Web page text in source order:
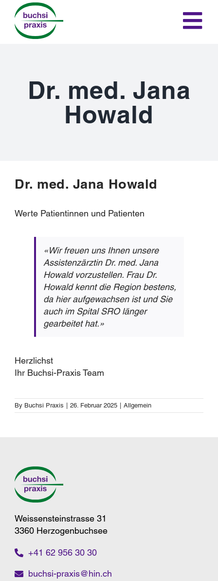
content
Dr. med. Jana
Howald
Dr. med. Jana Howald
Werte Patientinnen und Patienten
«Wir freuen uns Ihnen unsere
Assistenzärztin Dr. med. Jana
Howald vorzustellen. Frau Dr.
Howald kennt die Region bestens,
da hier aufgewachsen ist und Sie
auch im Spital SRO länger
gearbeitet hat.»
Herzlichst
Ihr Buchsi-Praxis Team
By Buchsi Praxis | 26. Februar 2025 | Allgemein
Weissensteinstrasse 31
3360 Herzogenbuchsee
+41 62 956 30 30
buchsi-praxis@hin.ch